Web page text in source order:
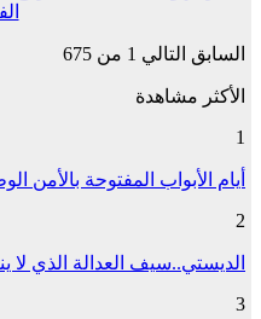
السابق التالي 1 من 675
الأكثر مشاهدة
1
أيام الأبواب المفتوحة بالأمن
2
الديستي..سيف العدالة الذي
3